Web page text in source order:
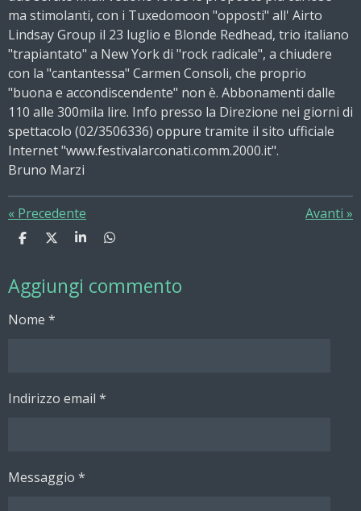
ma stimolanti, con i Tuxedomoon "opposti" all' Airto
Lindsay Group il 23 luglio e Blonde Redhead, trio italiano
"trapiantato" a New York di "rock radicale", a chiudere
con la "cantantessa" Carmen Consoli, che proprio
"buona e accondiscendente" non è. Abbonamenti dalle
110 alle 300mila lire. Info presso la Direzione nei giorni di
spettacolo (02/3506336) oppure tramite il sito ufficiale
Internet "www.festivalarconati.comm.2000.it".
Bruno Marzi
« Precedente Avanti »
C
d
i
i
C
d
i
i
C
d
i
C
d
i
Aggiungi commento
Nome *
Indirizzo email *
Messaggio *